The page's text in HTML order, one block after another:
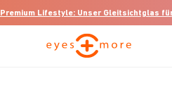
Premium Lifestyle: Unser Gleitsichtglas